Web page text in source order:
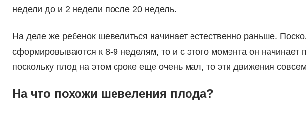
недели до и 2 недели после 20 недель.
На деле же ребенок шевелиться начинает естественно раньше.
сформировываются к 8-9 неделям, то и с этого момента он
поскольку плод на этом сроке еще очень мал, то эти движения
На что похожи шевеления плода?